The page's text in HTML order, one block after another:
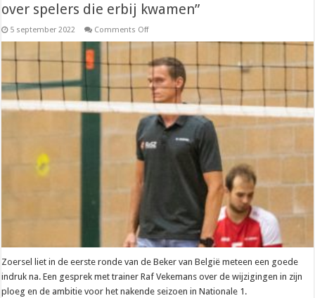
over spelers die erbij kwamen”
5 september 2022 Comments Offon
–
Raf
Vekemans
(Zoersel):
“Positief
over
spelers
die
erbij
kwamen”
Zoersel liet in de eerste ronde van de Beker van België meteen een goede
indruk na. Een gesprek met trainer Raf Vekemans over de wijzigingen in zijn
ploeg en de ambitie voor het nakende seizoen in Nationale 1.